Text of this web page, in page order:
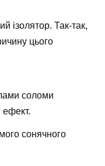
ізолятор. Так-так,
цього
соломи
ефект.
сонячного